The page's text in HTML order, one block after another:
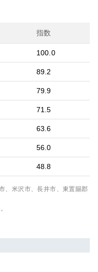
指数
100.0
89.2
79.9
71.5
63.6
56.0
48.8
、米沢市、長井市、東置賜郡